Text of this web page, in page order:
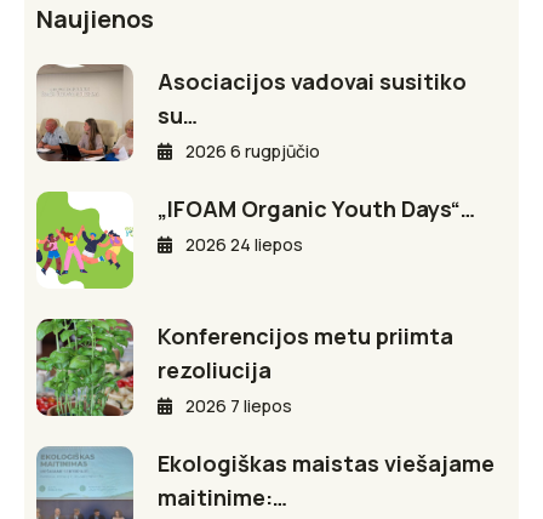
Naujienos
Asociacijos vadovai susitiko
su…
2026 6 rugpjūčio
„IFOAM Organic Youth Days“…
2026 24 liepos
Konferencijos metu priimta
rezoliucija
2026 7 liepos
Ekologiškas maistas viešajame
maitinime:…